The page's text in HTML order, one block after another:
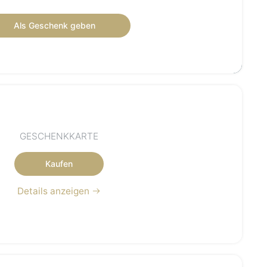
Als Geschenk geben
GESCHENKKARTE
Kaufen
Details anzeigen